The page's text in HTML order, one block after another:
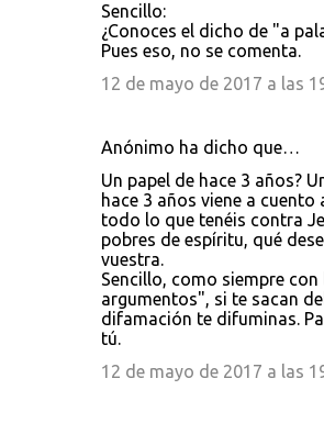
Sencillo:
¿Conoces el dicho de "a
Pues eso, no se comenta.
12 de mayo de 2017 a las
Anónimo ha dicho que…
Un papel de hace 3 años?
hace 3 años viene a cuento
todo lo que tenéis contra
pobres de espíritu, qué
vuestra.
Sencillo, como siempre
argumentos", si te sacan
difamación te difuminas.
tú.
12 de mayo de 2017 a las